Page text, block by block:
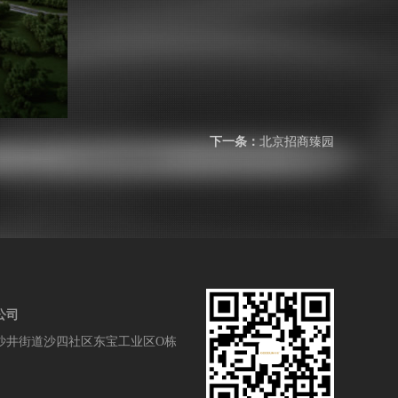
下一条：北京招商臻园
司
井街道沙四社区东宝工业区O栋